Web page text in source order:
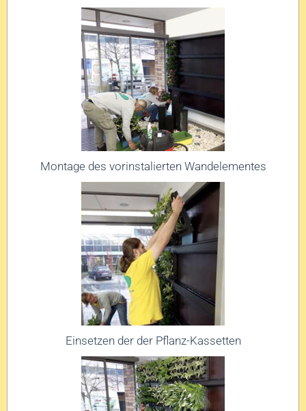
Montage des vorinstalierten Wandelementes
Einsetzen der der Pflanz-Kassetten